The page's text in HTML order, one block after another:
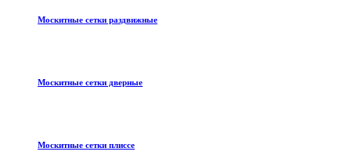
Москитные сетки раздвижные
Москитные сетки дверные
Москитные сетки плиссе